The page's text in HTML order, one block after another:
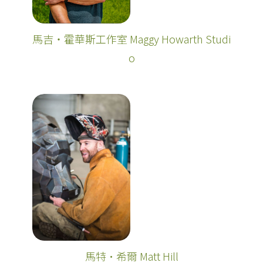
馬吉‧霍華斯工作室 Maggy Howarth Studi
o
馬特·希爾 Matt Hill